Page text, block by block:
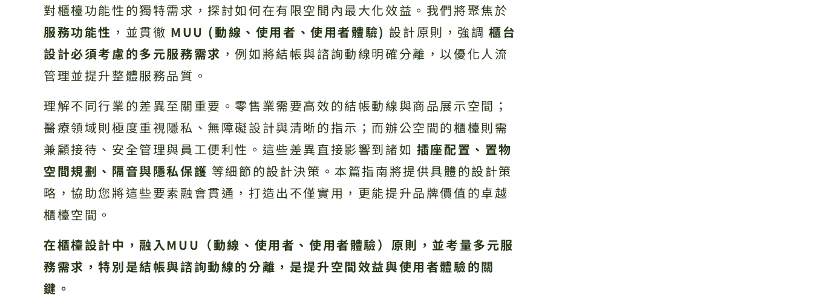
對櫃檯功能性的獨特需求，探討如何在有限空間內最大化效益。我們將聚焦於
服務功能性 ，並貫徹 MUU (動線、使用者、使用者體驗) 設計原則，強調櫃台
設計必須考慮的多元服務需求 ，例如將結帳與諮詢動線明確分離，以優化人流
管理並提升整體服務品質。
理解不同行業的差異至關重要。零售業需要高效的結帳動線與商品展示空間；
醫療領域則極度重視隱私、無障礙設計與清晰的指示；而辦公空間的櫃檯則需
兼顧接待、安全管理與員工便利性。這些差異直接影響到諸如 插座配置、置物
空間規劃、隔音與隱私保護 等細節的設計決策。本篇指南將提供具體的設計策
略，協助您將這些要素融會貫通，打造出不僅實用，更能提升品牌價值的卓越
櫃檯空間。
在櫃檯設計中，融入MUU（動線、使用者、使用者體驗）原則，並考量多元服
務需求，特別是結帳與諮詢動線的分離，是提升空間效益與使用者體驗的關
鍵。